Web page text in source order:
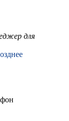
для